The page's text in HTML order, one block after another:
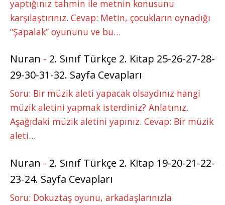
yaptığınız tahmin ile metnin konusunu
karşılaştırınız. Cevap: Metin, çocukların oynadığı
“Şapalak” oyununu ve bu…
Nuran - 2. Sınıf Türkçe 2. Kitap 25-26-27-28-
29-30-31-32. Sayfa Cevapları
Soru: Bir müzik aleti yapacak olsaydınız hangi
müzik aletini yapmak isterdiniz? Anlatınız.
Aşağıdaki müzik aletini yapınız. Cevap: Bir müzik
aleti…
Nuran - 2. Sınıf Türkçe 2. Kitap 19-20-21-22-
23-24. Sayfa Cevapları
Soru: Dokuztaş oyunu, arkadaşlarınızla